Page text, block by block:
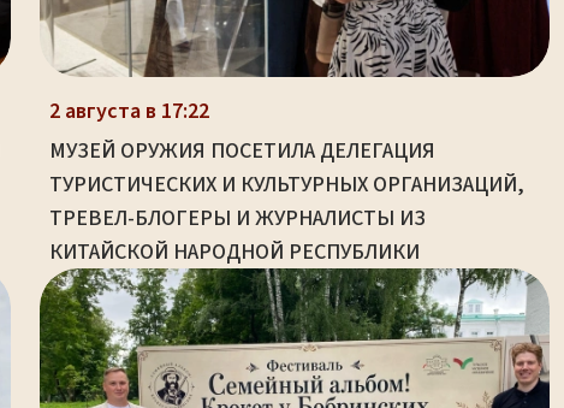
2 августа в 17:22
МУЗЕЙ ОРУЖИЯ ПОСЕТИЛА ДЕЛЕГАЦИЯ
ТУРИСТИЧЕСКИХ И КУЛЬТУРНЫХ ОРГАНИЗАЦИЙ,
ТРЕВЕЛ-БЛОГЕРЫ И ЖУРНАЛИСТЫ ИЗ
КИТАЙСКОЙ НАРОДНОЙ РЕСПУБЛИКИ